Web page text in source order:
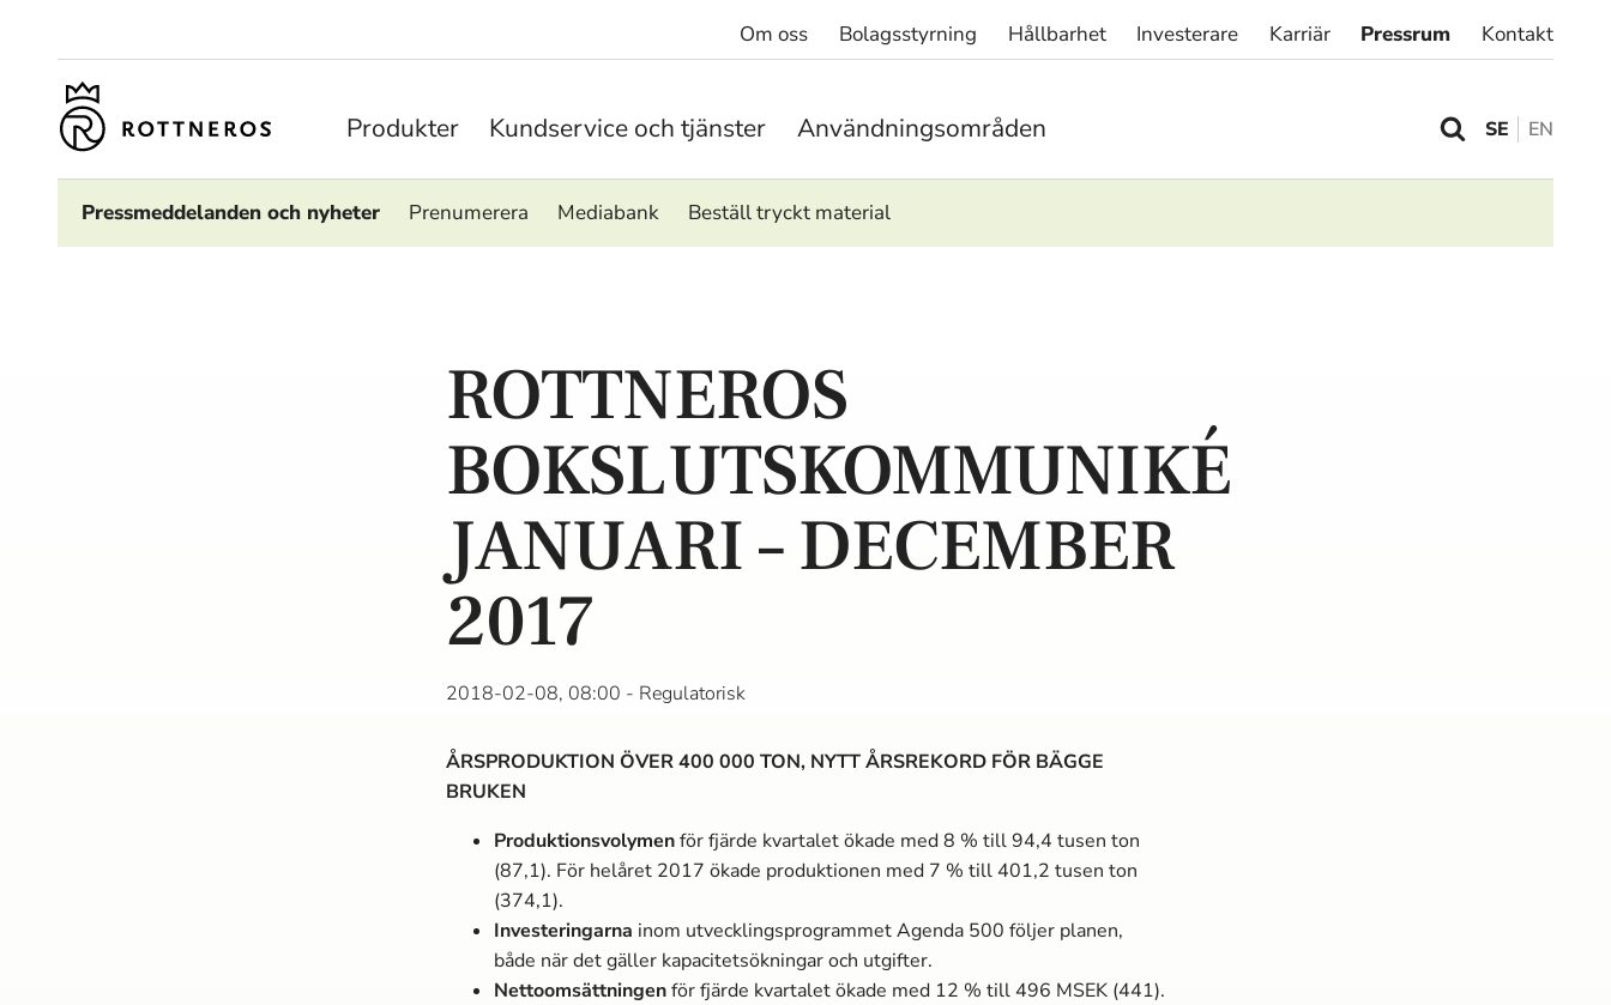
Produkter Kundservice och tjänster Användningsområden
Om oss Bolagsstyrning Hållbarhet Investerare Karriär Pressrum
Pressmeddelanden och nyheter Prenumerera Mediabank Beställ tryckt material
Kontakt
SE EN
ROTTNEROS
BOKSLUTSKOMMUNIKÉ
JANUARI – DECEMBER
2017
2018-02-08, 08:00 - Regulatorisk
ÅRSPRODUKTION ÖVER 400 000 TON, NYTT ÅRSREKORD FÖR BÄGGE
BRUKEN
Produktionsvolymenför fjärde kvartalet ökade med 8 % till 94,4 tusen ton
(87,1). För helåret 2017 ökade produktionen med 7 % till 401,2 tusen ton
(374,1).
Investeringarna inom utvecklingsprogrammet Agenda 500 följer planen,
både när det gäller kapacitetsökningar och utgifter.
Nettoomsättningenför fjärde kvartalet ökade med 12 % till 496 MSEK (441).